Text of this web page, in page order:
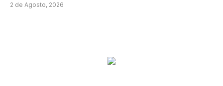
2 de Agosto, 2026